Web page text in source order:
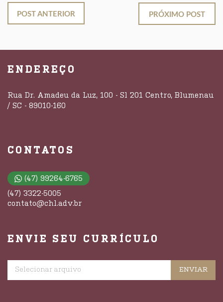
POST ANTERIOR PRÓXIMO POST
ENDEREÇO
Rua Dr. Amadeu da Luz, 100 - Sl 201 Centro, Blumenau
/ SC - 89010-160
CONTATOS
(47) 99264-6765
(47) 3322-5005
contato@chl.adv.br
ENVIE SEU CURRÍCULO